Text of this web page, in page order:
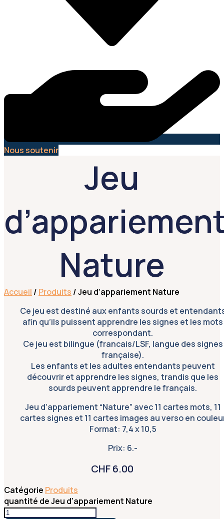
Nous soutenir
Jeu
Nature
Accueil / Produits / Jeu d’appariement Nature
Ce jeu est destiné aux enfants sourds et
afin qu’ils puissent apprendre les signes et les mots
correspondant.
Ce jeu est bilingue (francais/LSF, langue des signes
française).
Les enfants et les adultes entendants peuvent
découvrir et apprendre les signes, trandis que les
sourds peuvent apprendre le français.
Jeu d’appariement “Nature” avec 11 cartes mots, 11
cartes signes et 11 cartes images au verso en
Format: 7,4 x 10,5
Prix: 6.-
CHF6.00
Catégorie Produits
quantité de Jeu d'appariement Nature